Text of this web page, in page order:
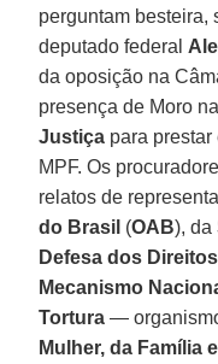
perguntam besteira,
deputado federal
da oposição na
presença de Moro
Justiça para
MPF. Os
relatos de
do Brasil (OAB), da
Defesa dos
Mecanismo
Tortura —
Mulher, da Família